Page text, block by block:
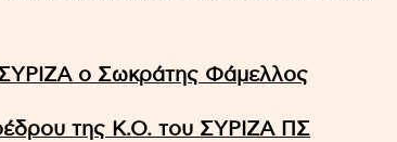
ΣΥΡΙΖΑ ο Σωκράτης Φάμελλος
της Κ.Ο. του ΣΥΡΙΖΑ ΠΣ